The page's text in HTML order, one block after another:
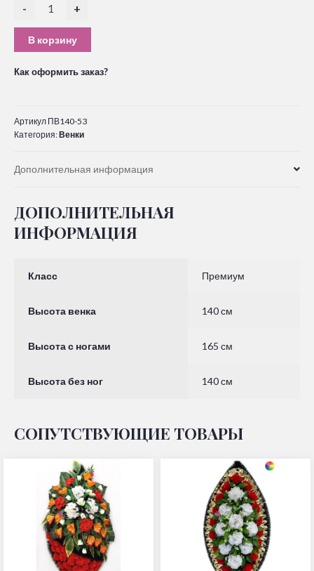
- +
В корзину
Как оформить заказ?
Артикул ПВ140-53
Категория:Венки
Дополнительная информация
ДОПОЛНИТЕЛЬНАЯ
ИНФОРМАЦИЯ
Класс Премиум
Высота венка 140 см
Высота с ногами 165 см
Высота без ног 140 см
СОПУТСТВУЮЩИЕ ТОВАРЫ